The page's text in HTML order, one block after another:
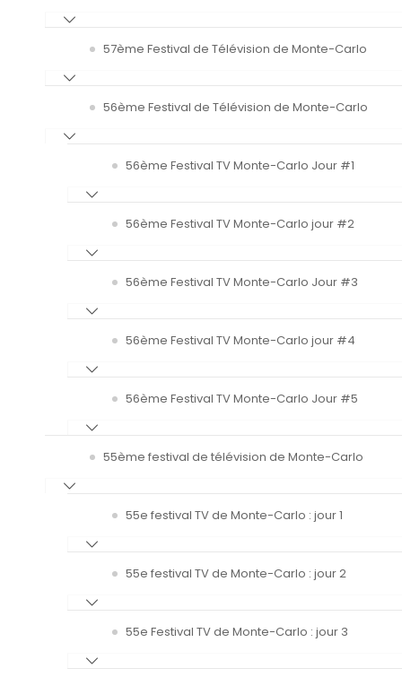
57ème Festival de Télévision de Monte-Carlo
56ème Festival de Télévision de Monte-Carlo
56ème Festival TV Monte-Carlo Jour #1
56ème Festival TV Monte-Carlo jour #2
56ème Festival TV Monte-Carlo Jour #3
56ème Festival TV Monte-Carlo jour #4
56ème Festival TV Monte-Carlo Jour #5
55ème festival de télévision de Monte-Carlo
55e festival TV de Monte-Carlo : jour 1
55e festival TV de Monte-Carlo : jour 2
55e Festival TV de Monte-Carlo : jour 3